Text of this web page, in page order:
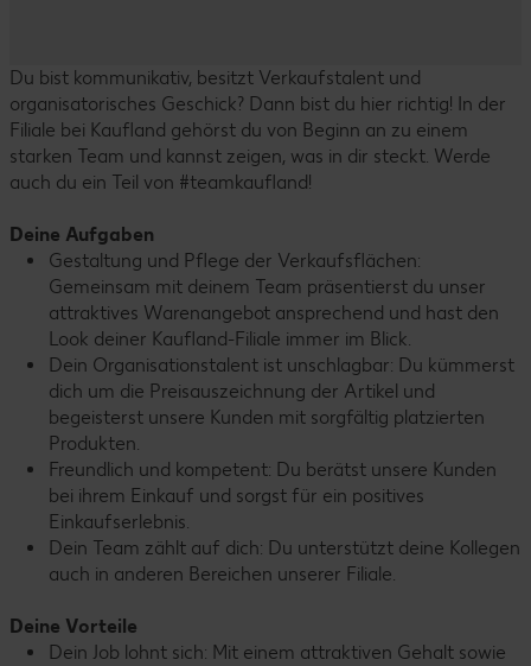
Du bist kommunikativ, besitzt Verkaufstalent und
organisatorisches Geschick? Dann bist du hier richtig! In der
Filiale bei Kaufland gehörst du von Beginn an zu einem
starken Team und kannst zeigen, was in dir steckt. Werde
auch du ein Teil von #teamkaufland!
Deine Aufgaben
Gestaltung und Pflege der Verkaufsflächen:
Gemeinsam mit deinem Team präsentierst du unser
attraktives Warenangebot ansprechend und hast den
Look deiner Kaufland-Filiale immer im Blick.
Dein Organisationstalent ist unschlagbar: Du kümmerst
dich um die Preisauszeichnung der Artikel und
begeisterst unsere Kunden mit sorgfältig platzierten
Produkten.
Freundlich und kompetent: Du berätst unsere Kunden
bei ihrem Einkauf und sorgst für ein positives
Einkaufserlebnis.
Dein Team zählt auf dich: Du unterstützt deine Kollegen
auch in anderen Bereichen unserer Filiale.
Deine Vorteile
Dein Job lohnt sich: Mit einem attraktiven Gehalt sowie